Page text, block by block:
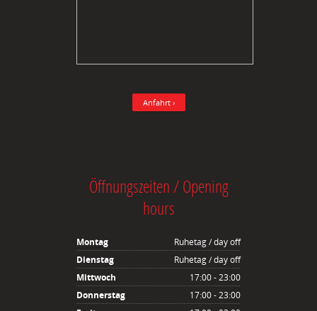
Anfahrt ›
Öffnungszeiten / Opening
hours
Montag
Ruhetag / day off
Dienstag
Ruhetag / day off
Mittwoch
17:00 - 23:00
Donnerstag
17:00 - 23:00